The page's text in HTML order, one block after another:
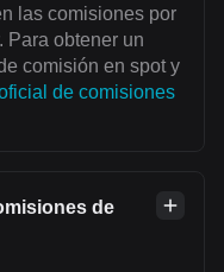
las comisiones por
Para obtener un
comisión en spot y
de comisiones
de